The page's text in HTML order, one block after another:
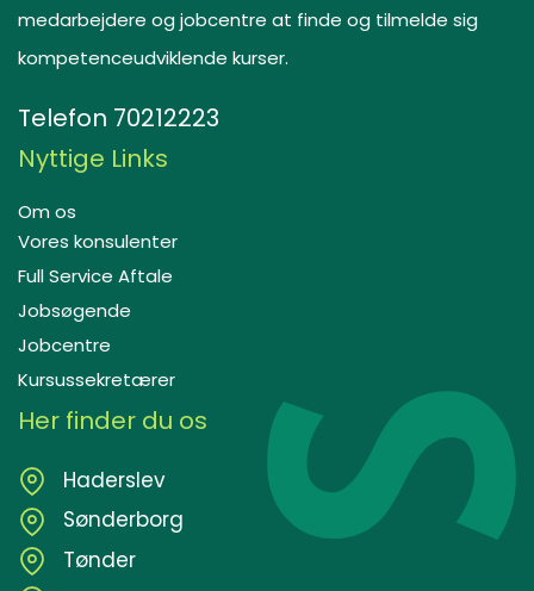
medarbejdere og jobcentre at finde og tilmelde sig
kompetenceudviklende kurser.
Telefon 70212223
Nyttige Links
Om os
Vores konsulenter
Full Service Aftale
Jobsøgende
Jobcentre
Kursussekretærer
Her finder du os
Haderslev
Sønderborg
Tønder